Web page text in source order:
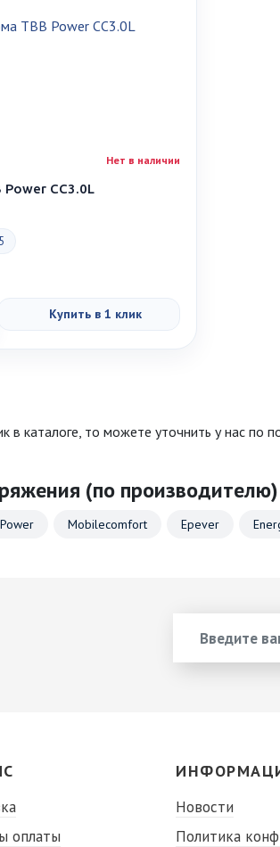
Нет в наличии
CC3.0L
Купить в 1 клик
в каталоге, то можете уточнить у нас
(по производителю)
Mobilecomfort Epever
оплаты
Новости
Политика